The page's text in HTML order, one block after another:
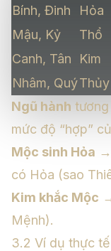
Bính, Đinh
Hỏa
Mậu, Kỷ
Thổ
Canh, Tân
Kim
Nhâm, QuýThủy
Ngũ hành
mức độ “hợp”
Mộc sinh Hỏa
có Hỏa (sao
Kim khắc Mộc
Mệnh).
3.2 Ví dụ thực tế